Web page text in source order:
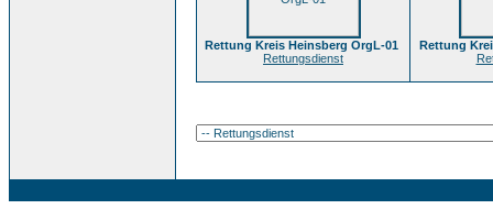
Rettung Kreis Heinsberg OrgL-01
Rettungsdienst
Rettung